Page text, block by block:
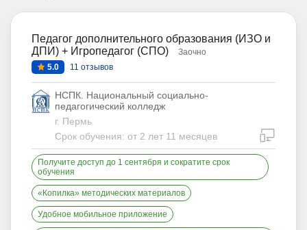
Педагог дополнительного образования (ИЗО и
ДПИ) + Игропедагог (СПО)
Заочно
5.0
11 отзывов
НСПК. Национальный социально-
педагогический колледж
г. Пермь
Срок обучения: от 2 лет 11 месяцев
Получите доступ до 1 сентября и сократите срок
обучения
«Копилка» методических материалов
Удобное мобильное приложение